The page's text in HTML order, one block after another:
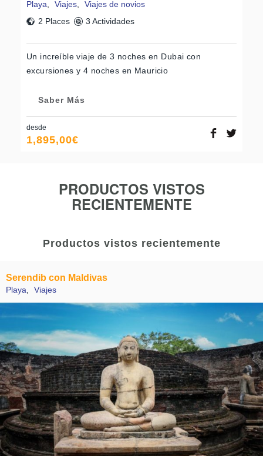
Playa Viajes
Viajes de novios
2 Places
3 Actividades
Un increíble viaje de 3 noches en Dubai con
excursiones y 4 noches en Mauricio
Saber Más
desde
1,895,00€
PRODUCTOS VISTOS
RECIENTEMENTE
Productos vistos recientemente
Serendib con Maldivas
Playa Viajes